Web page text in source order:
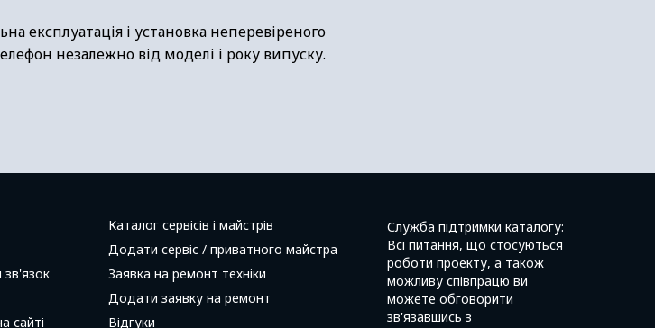
експлуатація і установка неперевіреного
незалежно від моделі і року випуску.
зв'язок
сайті
Каталог сервісів і майстрів
Додати сервіс / приватного майстра
Заявка на ремонт техніки
Додати заявку на ремонт
Відгуки
Служба підтримки каталогу:
Всі питання, що стосуються
роботи проекту, а також
можливу співпрацю ви
можете обговорити
зв'язавшись з